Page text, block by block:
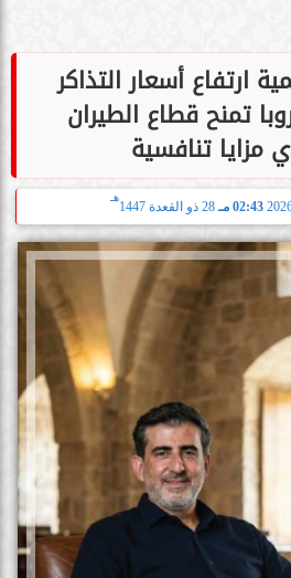
ارتفاع أسعار التذاكر
تمنح قطاع الطيران
مزايا تنافسية
02:43 مـ 28 ذو القعدة 1447
هـ